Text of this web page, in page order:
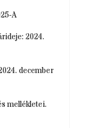
A
2024.
december
mellékletei.